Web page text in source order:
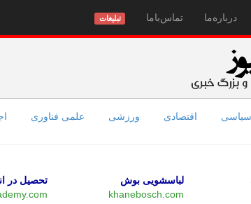
درباره‌ما تماس‌با‌ما تبلیغات
سیاسی اقتصادی ورزشی علمی فناوری
لباسشویی بوش
khanebosch.com
تحصیل در